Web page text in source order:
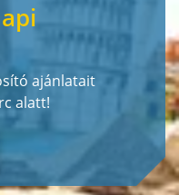
termékek
ajánlatait
alatt!